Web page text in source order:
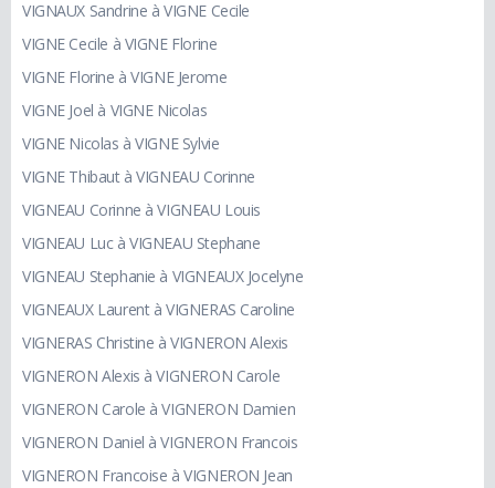
VIGNAUX Sandrine à VIGNE Cecile
VIGNE Cecile à VIGNE Florine
VIGNE Florine à VIGNE Jerome
VIGNE Joel à VIGNE Nicolas
VIGNE Nicolas à VIGNE Sylvie
VIGNE Thibaut à VIGNEAU Corinne
VIGNEAU Corinne à VIGNEAU Louis
VIGNEAU Luc à VIGNEAU Stephane
VIGNEAU Stephanie à VIGNEAUX Jocelyne
VIGNEAUX Laurent à VIGNERAS Caroline
VIGNERAS Christine à VIGNERON Alexis
VIGNERON Alexis à VIGNERON Carole
VIGNERON Carole à VIGNERON Damien
VIGNERON Daniel à VIGNERON Francois
VIGNERON Francoise à VIGNERON Jean